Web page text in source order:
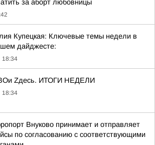
за аборт любовницы
Купецкая: Ключевые темы недели в
дайджесте:
18:34
Zдесь. ИТОГИ НЕДЕЛИ
18:34
Внуково принимает и отправляет
по согласованию с соответствующими